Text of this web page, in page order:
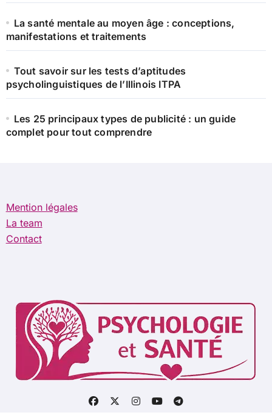
La santé mentale au moyen âge : conceptions,
manifestations et traitements
Tout savoir sur les tests d’aptitudes
psycholinguistiques de l’Illinois ITPA
Les 25 principaux types de publicité : un guide
complet pour tout comprendre
Mention légales
La team
Contact